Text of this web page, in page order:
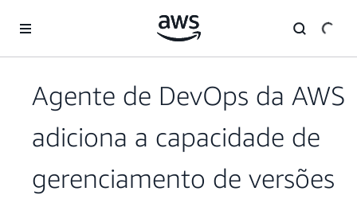
Pular para o conteúdo principal
Agente de DevOps da AWS
adiciona a capacidade de
gerenciamento de versões